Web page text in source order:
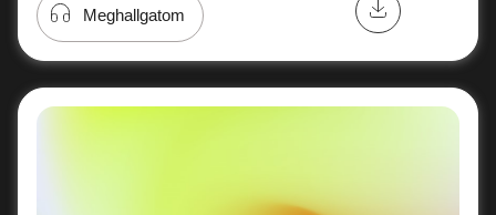
Meghallgatom